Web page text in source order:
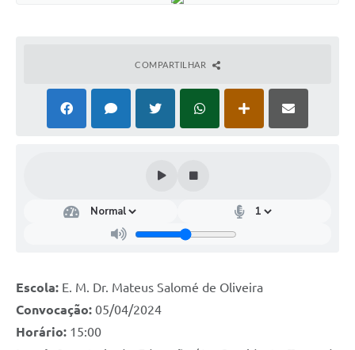
COMPARTILHAR
Escola: E. M. Dr. Mateus Salomé de Oliveira
Convocação: 05/04/2024
Horário: 15:00